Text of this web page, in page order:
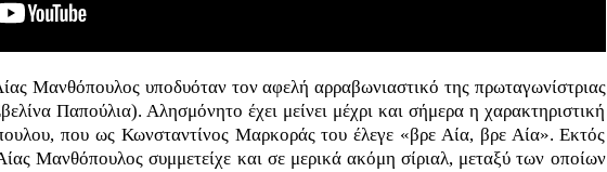
Μανθόπουλος υποδυόταν τον αφελή αρραβωνιαστικό της πρωταγωνίστριας
Παπούλια). Αλησμόνητο έχει μείνει μέχρι και σήμερα η χαρακτηριστική
που ως Κωνσταντίνος Μαρκοράς του έλεγε «βρε Αία, βρε Αία». Εκτός
Μανθόπουλος συμμετείχε και σε μερικά ακόμη σίριαλ, μεταξύ των οποίων